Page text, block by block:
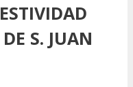
S. JUAN